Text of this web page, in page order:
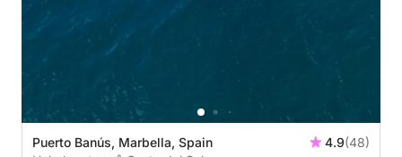
Puerto Banús, Marbella, Spain 4.9(48)